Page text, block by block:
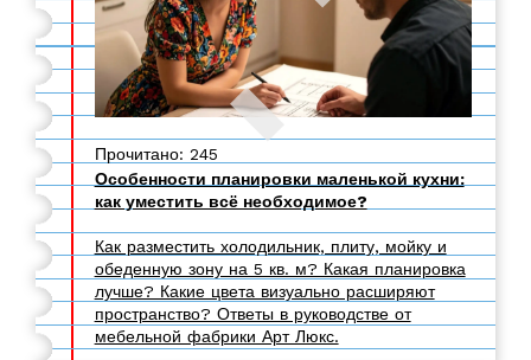
Прочитано: 245
Особенности планировки маленькой кухни:
как уместить всё необходимое?
Как разместить холодильник, плиту, мойку и
обеденную зону на 5 кв. м? Какая планировка
лучше? Какие цвета визуально расширяют
пространство? Ответы в руководстве от
мебельной фабрики Арт Люкс.